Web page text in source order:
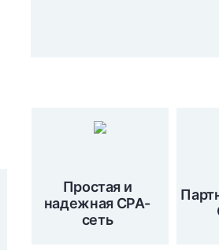
Простая и
надежная CPA-
сеть